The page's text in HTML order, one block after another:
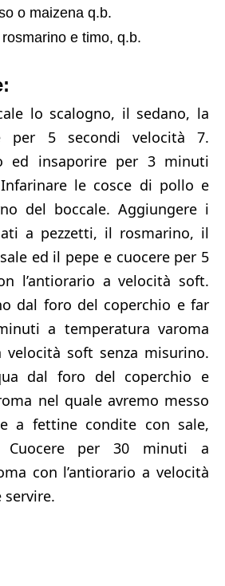
o maizena q.b.
e timo, q.b.
lo scalogno, il sedano, la
per 5 secondi velocità 7.
ed insaporire per 3 minuti
le cosce di pollo e
del boccale. Aggiungere i
a pezzetti, il rosmarino, il
ed il pepe e cuocere per 5
l’antiorario a velocità soft.
dal foro del coperchio e far
a temperatura varoma
velocità soft senza misurino.
dal foro del coperchio e
nel quale avremo messo
a fettine condite con sale,
per 30 minuti a
con l’antiorario a velocità